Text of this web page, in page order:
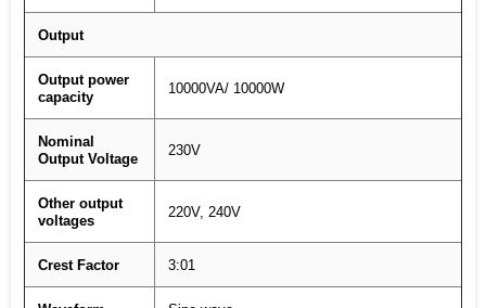
Output
Output power
capacity
10000VA/ 10000W
Nominal
Output Voltage
230V
Other output
voltages
220V, 240V
Crest Factor 3:01